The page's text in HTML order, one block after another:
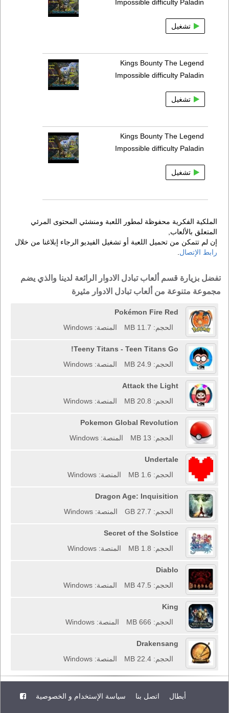
Impossible difficulty Paladin
تشغيل
Kings Bounty The Legend
Impossible difficulty Paladin
تشغيل
Kings Bounty The Legend
Impossible difficulty Paladin
تشغيل
الملكية الفكرية محفوظة لمطور اللعبة ومنشئي المحتوى المرئي
المتعلق بالألعاب,
إن لم تتمكن من تحميل اللعبة أو تشغيل الفيديو الرجاء إبلاغنا من خلال
رابط الإتصال.
تفضل بزيارة قسم ألعاب تبادل الادوار الرائعة لدينا والذي يضم
مجموعة متنوعة من ألعاب تبادل الادوار مثيرة
Pokémon Fire Red
الحجم: 11.7 MB
المنصة: Windows
Teeny Titans - Teen Titans Go!
الحجم: 24.9 MB
المنصة: Windows
Attack the Light
الحجم: 20.8 MB
المنصة: Windows
Pokemon Global Revolution
الحجم: 13 MB
المنصة: Windows
Undertale
الحجم: 1.6 MB
المنصة: Windows
Dragon Age: Inquisition
الحجم: 27.7 GB
المنصة: Windows
Secret of the Solstice
الحجم: 1.8 MB
المنصة: Windows
Diablo
الحجم: 47.5 MB
المنصة: Windows
King
الحجم: 666 MB
المنصة: Windows
Drakensang
الحجم: 22.4 MB
المنصة: Windows
أبطال اتصل بنا سياسة الإستخدام و الخصوصية